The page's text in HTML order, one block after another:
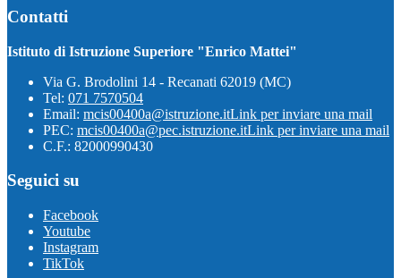
Contatti
Istituto di Istruzione Superiore "Enrico Mattei"
Via G. Brodolini 14 - Recanati 62019 (MC)
Tel: 071 7570504
Email: mcis00400a@istruzione.itLink per inviare una mail
PEC: mcis00400a@pec.istruzione.itLink per inviare una mail
C.F.: 82000990430
Seguici su
Facebook
Youtube
Instagram
TikTok